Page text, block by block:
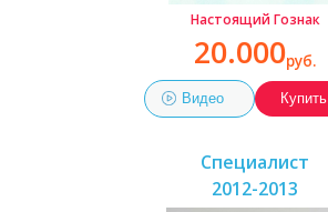
Настоящий Гознак
20.000руб.
Видео Купить
Специалист
2012-2013